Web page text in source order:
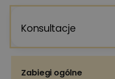
Konsultacje
Zabiegi ogólne